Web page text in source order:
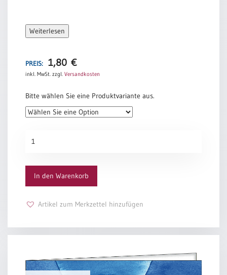
Weiterlesen
PREIS: 1,80 €
inkl. MwSt. zzgl. Versandkosten
Bitte wählen Sie eine Produktvariante aus.
Urkunde
Menge
In den Warenkorb
Artikel zum Merkzettel hinzufügen